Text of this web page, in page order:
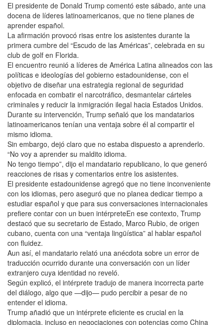
El presidente de Donald Trump comentó este sábado, ante una
docena de líderes latinoamericanos, que no tiene planes de
aprender español.
La afirmación provocó risas entre los asistentes durante la
primera cumbre del “Escudo de las Américas”, celebrada en su
club de golf en Florida.
El encuentro reunió a líderes de América Latina alineados con las
políticas e ideologías del gobierno estadounidense, con el
objetivo de diseñar una estrategia regional de seguridad
enfocada en combatir el narcotráfico, desmantelar cárteles
criminales y reducir la inmigración ilegal hacia Estados Unidos.
Durante su intervención, Trump señaló que los mandatarios
latinoamericanos tenían una ventaja sobre él al compartir el
mismo idioma.
Sin embargo, dejó claro que no estaba dispuesto a aprenderlo.
“No voy a aprender su maldito idioma.
No tengo tiempo”, dijo el mandatario republicano, lo que generó
reacciones de risas y comentarios entre los asistentes.
El presidente estadounidense agregó que no tiene inconveniente
con los idiomas, pero aseguró que no planea dedicar tiempo a
estudiar español y que para sus conversaciones internacionales
prefiere contar con un buen intérpreteEn ese contexto, Trump
destacó que su secretario de Estado, Marco Rubio, de origen
cubano, cuenta con una “ventaja lingüística” al hablar español
con fluidez.
Aun así, el mandatario relató una anécdota sobre un error de
traducción ocurrido durante una conversación con un líder
extranjero cuya identidad no reveló.
Según explicó, el intérprete tradujo de manera incorrecta parte
del diálogo, algo que —dijo— pudo percibir a pesar de no
entender el idioma.
Trump añadió que un intérprete eficiente es crucial en la
diplomacia, incluso en negociaciones con potencias como China